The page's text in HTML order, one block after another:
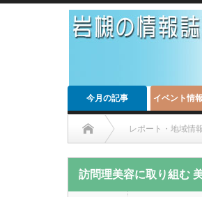
今月の記事 イベント情
レポート・地域情
訪問理美容に取り組む